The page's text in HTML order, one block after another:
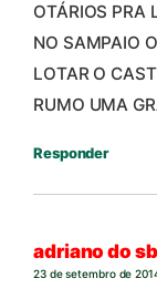
OTÁRIOS PRA
NO SAMPAIO
LOTAR O
RUMO UMA
Responder
adriano do sb
23 de setembro de